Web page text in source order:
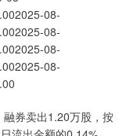
08-
08-
08-
08-
券卖出1.20万股，按